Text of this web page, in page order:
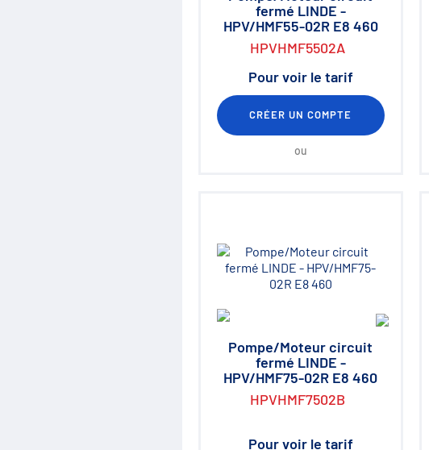
fermé LINDE -
HPV/HMF55-02R E8 460
HPVHMF5502A
Pour voir le tarif
CRÉER UN COMPTE
ou
Pompe/Moteur circuit
fermé LINDE -
HPV/HMF75-02R E8 460
HPVHMF7502B
Pour voir le tarif